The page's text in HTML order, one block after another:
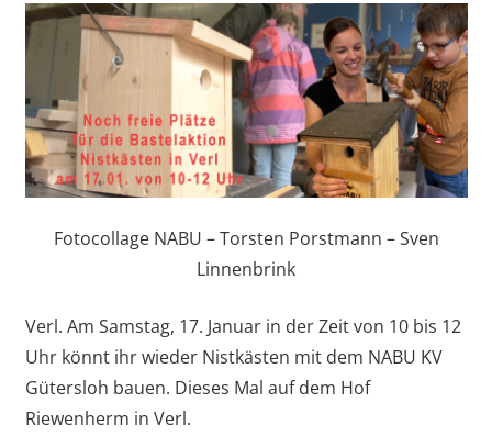
Fotocollage NABU – Torsten Porstmann – Sven
Linnenbrink
Verl. Am Samstag, 17. Januar in der Zeit von 10 bis 12
Uhr könnt ihr wieder Nistkästen mit dem NABU KV
Gütersloh bauen. Dieses Mal auf dem Hof
Riewenherm in Verl.